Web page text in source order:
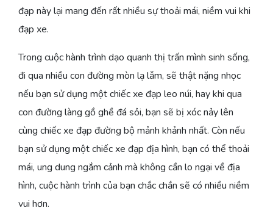
đạp này lại mang đến rất nhiều sự thoải mái, niềm vui khi
đạp xe.
Trong cuộc hành trình dạo quanh thị trấn mình sinh sống,
đi qua nhiều con đường mòn lạ lẫm, sẽ thật nặng nhọc
nếu bạn sử dụng một chiếc xe đạp leo núi, hay khi qua
con đường làng gồ ghề đá sỏi, bạn sẽ bị xóc nảy lên
cùng chiếc xe đạp đường bộ mảnh khảnh nhất. Còn nếu
bạn sử dụng một chiếc xe đạp địa hình, bạn có thể thoải
mái, ung dung ngắm cảnh mà không cần lo ngại về địa
hình, cuộc hành trình của bạn chắc chắn sẽ có nhiều niềm
vui hơn.